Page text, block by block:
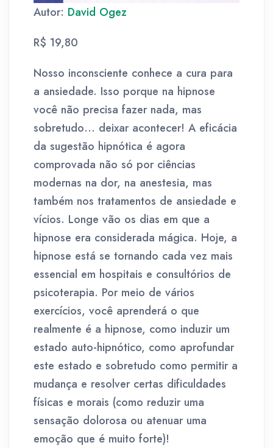
Autor: David Ogez
R$ 19,80
Nosso inconsciente conhece a cura para
a ansiedade. Isso porque na hipnose
você não precisa fazer nada, mas
sobretudo… deixar acontecer! A eficácia
da sugestão hipnótica é agora
comprovada não só por ciências
modernas na dor, na anestesia, mas
também nos tratamentos de ansiedade e
vícios. Longe vão os dias em que a
hipnose era considerada mágica. Hoje, a
hipnose está se tornando cada vez mais
essencial em hospitais e consultórios de
psicoterapia. Por meio de vários
exercícios, você aprenderá o que
realmente é a hipnose, como induzir um
estado auto-hipnótico, como aprofundar
este estado e sobretudo como permitir a
mudança e resolver certas dificuldades
físicas e morais (como reduzir uma
sensação dolorosa ou atenuar uma
emoção que é muito forte)!